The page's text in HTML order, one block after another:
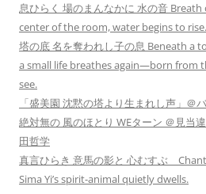
息ひらく 場のまんなかに 水の音
center of the room, water begins to rise.
塔の底 名を奪われし子の息 Beneath a
a small life breathes again—born from
see.
「盛美園 沈黙の塔より生まれし声」＠
絶対無の 風のほとり WEターン ＠見当
田哲学
真言ひらき 意馬の影と 心むすぶ
Sima Yi’s spirit-animal quietly dwells.